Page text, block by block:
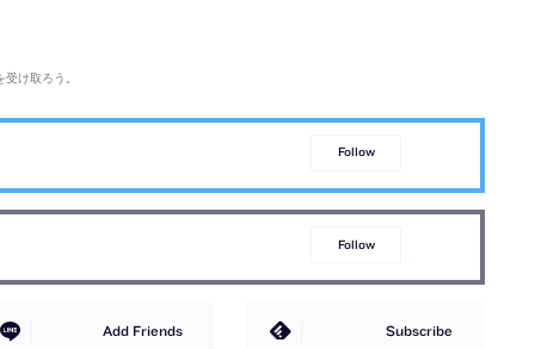
け取ろう。
Follow
Follow
Add Friends Subscribe